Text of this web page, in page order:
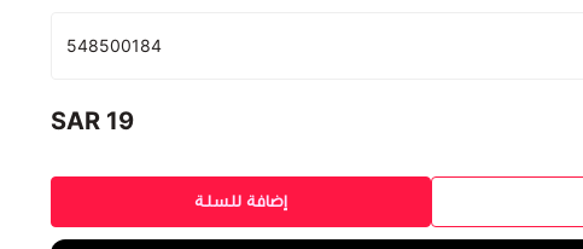
548500184
19 SAR
إضافة للسلة